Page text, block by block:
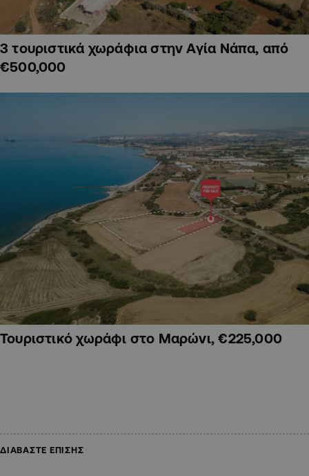
3 τουριστικά χωράφια στην Αγία Νάπα, από
€500,000
Τουριστικό χωράφι στο Μαρώνι, €225,000
ΔΙΑΒΑΣΤΕ ΕΠΙΣΗΣ